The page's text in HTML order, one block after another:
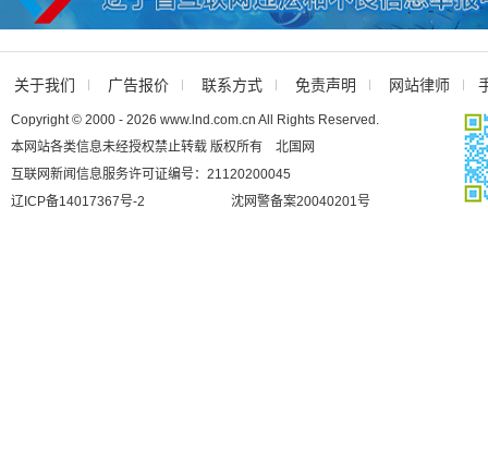
关于我们 广告报价 联系方式 免责声明 网站律师
Copyright © 2000 - 2026 www.lnd.com.cn All Rights Reserved.
本网站各类信息未经授权禁止转载 版权所有 北国网
互联网新闻信息服务许可证编号：21120200045
辽ICP备14017367号-2
沈网警备案20040201号